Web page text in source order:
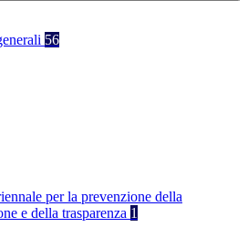
56
per la prevenzione della
e della trasparenza 1